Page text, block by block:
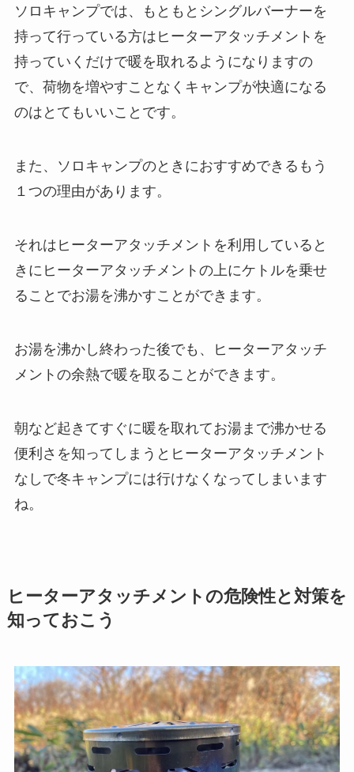
ソロキャンプでは、もともとシングルバーナーを
持って行っている方はヒーターアタッチメントを
持っていくだけで暖を取れるようになりますの
で、荷物を増やすことなくキャンプが快適になる
のはとてもいいことです。
また、ソロキャンプのときにおすすめできるもう
１つの理由があります。
それはヒーターアタッチメントを利用していると
きにヒーターアタッチメントの上にケトルを乗せ
ることでお湯を沸かすことができます。
お湯を沸かし終わった後でも、ヒーターアタッチ
メントの余熱で暖を取ることができます。
朝など起きてすぐに暖を取れてお湯まで沸かせる
便利さを知ってしまうとヒーターアタッチメント
なしで冬キャンプには行けなくなってしまいます
ね。
ヒーターアタッチメントの危険性と対策を
知っておこう